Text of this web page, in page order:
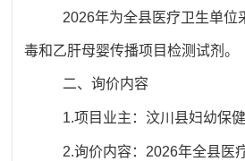
2026年为全县医疗卫生单位
毒和乙肝母婴传播项目检测试剂。
二、询价内容
1.项目业主：汶川县妇幼保健
2.询价内容： 2026年全县医